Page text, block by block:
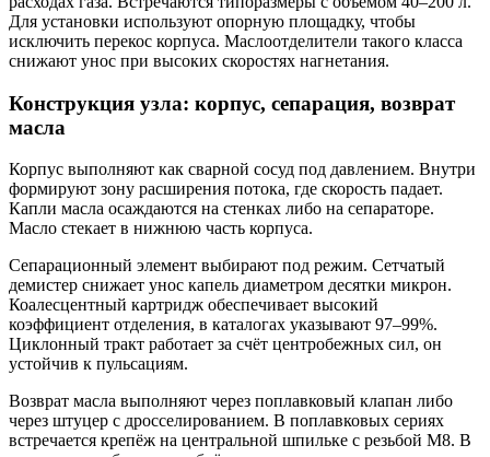
Для установки используют опорную площадку, чтобы
исключить перекос корпуса. Маслоотделители такого класса
снижают унос при высоких скоростях нагнетания.
Конструкция узла: корпус, сепарация, возврат
масла
Корпус выполняют как сварной сосуд под давлением. Внутри
формируют зону расширения потока, где скорость падает.
Капли масла осаждаются на стенках либо на сепараторе.
Масло стекает в нижнюю часть корпуса.
Сепарационный элемент выбирают под режим. Сетчатый
демистер снижает унос капель диаметром десятки микрон.
Коалесцентный картридж обеспечивает высокий
коэффициент отделения, в каталогах указывают 97–99%.
Циклонный тракт работает за счёт центробежных сил, он
устойчив к пульсациям.
Возврат масла выполняют через поплавковый клапан либо
через штуцер с дросселированием. В поплавковых сериях
встречается крепёж на центральной шпильке с резьбой М8. В